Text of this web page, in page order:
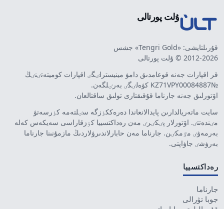
ۇلت پورتالى
قۇرىلتايشى: «Tengri Gold» جشس
2012-2026 © ۇلت پورتالى
قر اقپارات جەنە قوعامدىق دامۋ مينيسترلٸگٸ اقپارات كوميتەتٸنٸڭ
№KZ71VPY00084887 كۋەلٸگٸ بەرٸلگەن.
اۆتورلىق جەنە جارناما قۇقىقتارى تولىق ساقتالعان.
سايت ماتەريالدارىن پايدالانعاندا دەرەككٶزگە سٸلتەمە كٶرسەتۋ
مٸندەتتٸ. اۆتورلار پٸكٸرٸ مەن رەداكتسييا كٶزقاراسى سەيكەس كەلە
بەرمەۋٸ مٷمكٸن. جارناما مەن حابارلاندىرۋلاردىڭ مازمۇنىنا جارناما
بەرۋشٸ جاۋاپتى.
رەداكتسييا
جارناما
جوبا تۋرالى